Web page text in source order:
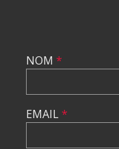
NOM *
EMAIL*